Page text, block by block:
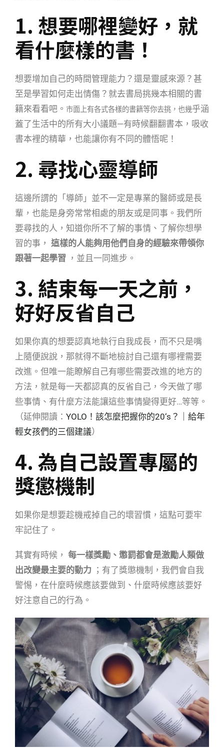
1. 想要哪裡變好，就
看什麼樣的書！
想要增加自己的時間管理能力？還是靈感來源？甚
至是學習如何走出情傷？就去書局挑幾本相關的書
籍來看看吧。 市面上有各式各樣的書籍等你去挑，也幾乎涵
蓋了生活中的所有大小議題—有時候翻翻書本，吸收
書本裡的精華，也能讓你有不同的體悟呢！
2. 尋找心靈導師
這邊所謂的「導師」並不一定是專業的醫師或是長
輩，也能是身旁常常相處的朋友或是同事。我們所
要尋找的人，知道你所不了解的事情、了解你想學
習的事， 這樣的人能夠用他們自身的經驗來帶領你
跟著一起學習 ，並且一同進步。
3. 結束每一天之前，
好好反省自己
如果你真的想要認真地執行自我成長，而不只是嘴
上隨便說說，那就得不斷地檢討自己還有哪裡需要
改進。但唯一能瞭解自己有哪些需要改進的地方的
方法，就是每一天都認真的反省自己，今天做了哪
些事情、有什麼方法能讓這些事情變得更好…等等。
（延伸閱讀： YOLO！該怎麼把握你的20‘s？｜給年
輕女孩們的三個建議）
4. 為自己設置專屬的
獎懲機制
如果你是想要趁機戒掉自己的壞習慣，這點可要牢
牢記住了。
其實有時候， 每一樣獎勵、懲罰都會是激勵人類做
出改變最主要的動力 ；有了獎懲機制，我們會自我
警惕，在什麼時候應該要做到、什麼時候應該要好
好注意自己的行為。